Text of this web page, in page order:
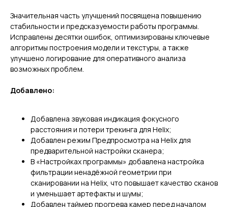
Значительная часть улучшений посвящена повышению
стабильности и предсказуемости работы программы.
Исправлены десятки ошибок, оптимизированы ключевые
алгоритмы построения модели и текстуры, а также
улучшено логирование для оперативного анализа
возможных проблем.
Добавлено:
Добавлена звуковая индикация фокусного
расстояния и потери трекинга для Helix;
Добавлен режим Предпросмотра на Helix для
предварительной настройки сканера;
В «Настройках программы» добавлена настройка
фильтрации ненадёжной геометрии при
сканировании на Helix, что повышает качество сканов
и уменьшает артефакты и шумы;
Добавлен таймер прогрева камер перед началом